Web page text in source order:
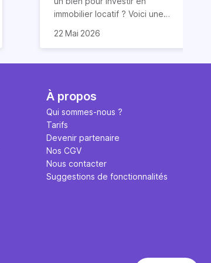
immobilier locatif ? Voici une
monde. Et cerise sur le gâteau :
et d’argent !
22 Mai 2026
À propos
Qui sommes-nous ?
Tarifs
Devenir partenaire
Nos CGV
Nous contacter
Suggestions de fonctionnalités